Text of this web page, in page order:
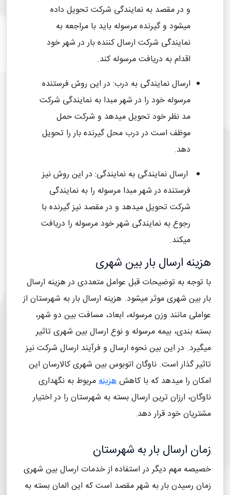
و در مقصد به نمایندگی شرکت تحویل داده
میشود و گیرنده مرسوله باید با مراجعه به
نمایندگی شرکت ارسال کننده بار در شهر خود
اقدام به دریافت مرسوله کند.
ارسال نمایندگی به درب: در این روش فرستنده
مرسوله خود را در شهر مبدا به نمایندگی شرکت
مد نظر خود تحویل میدهد و شرکت حمل
موظف است در درب محل گیرنده بار را تحویل
دهد.
ارسال نمایندگی به نمایندگی: در این روش نیز
فرستنده در شهر مبدا مرسوله را به نمایندگی
شرکت تحویل میدهد و در مقصد نیز گیرنده با
رجوع به نمایندگی شهر خود مرسوله را دریافت
میکند.
هزینه ارسال بار بین شهری
با توجه به توضیحات قبل عوامل متعددی در هزینه ارسال
بار بین شهری موثر میشود. هزینه ارسال بار به شهرستان از
عواملی مانند وزن مرسوله، ابعاد، مسافت بین دو شهر،
بسته بندی، بیمه مرسوله و نوع ارسال بین شهری تاثیر
میگیرد. در این بین نحوه ارسال و فرآیند ارسال شرکت نیز
تاثیر گذار است. ناوگان اتوبوس بین شهری کالارسان این
امکان را میدهد که با کاهشهزینهمربوط به نگهداری
ناوگان، ارزان ترین ارسال بسته به شهرستان را در اختیار
مشتریان خود قرار دهد.
زمان ارسال بار به شهرستان
خصیصه مهم دیگر در استفاده از خدمات ارسال بین شهری
زمان رسیدن بار به شهر مقصد است که این المان بسته به